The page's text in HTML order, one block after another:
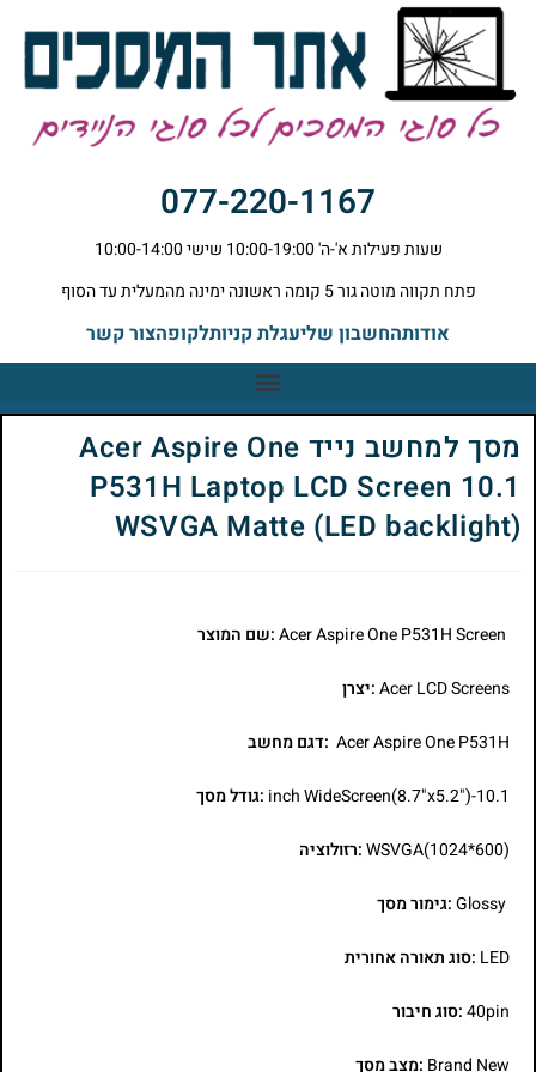
077-220-1167
שעות פעילות א'-ה' 10:00-19:00 שישי 10:00-14:00
פתח תקווה מוטה גור 5 קומה ראשונה ימינה מהמעלית עד הסוף
אודותהחשבון שליעגלת קניותלקופהצור קשר
מסך למחשב נייד Acer Aspire One
P531H Laptop LCD Screen 10.1
WSVGA Matte (LED backlight)
:שם המוצר
Acer LCD Screens:יצרן
Acer Aspire One P531H :דגם מחשב
10.1-inch WideScreen(8.7"x5.2") :גודל מסך
WSVGA(1024*600):רזולוציה
Glossy:גימור מסך
LED :סוג תאורה אחורית
40pin:סוג חיבור
Brand New :מצב מסך